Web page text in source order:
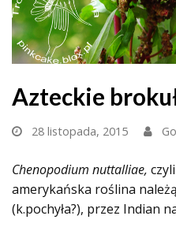
Azteckie
28 listopada, 2015
Chenopodium nuttalliae,
amerykańska roślina
(k.pochyła?), przez Indian